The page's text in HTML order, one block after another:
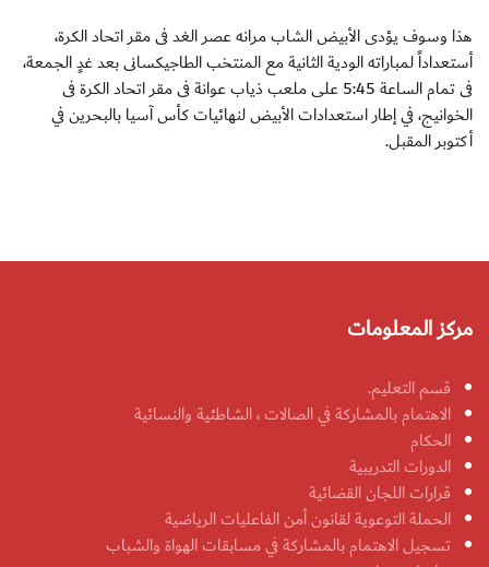
هذا وسوف يؤدى الأبيض الشاب مرانه عصر الغد فى مقر اتحاد الكرة،
أستعداداً لمباراته الودية الثانية مع المنتخب الطاجيكسانى بعد غدٍ الجمعة،
فى تمام الساعة 5:45 على ملعب ذياب عوانة فى مقر اتحاد الكرة فى
الخوانيج، في إطار استعدادات الأبيض لنهائيات كأس آسيا بالبحرين في
أكتوبر المقبل.
مركز المعلومات
قسم التعليم.
الاهتمام بالمشاركة في الصالات ، الشاطئية والنسائية
الحكام
الدورات التدريبية
قرارات اللجان القضائية
الحملة التوعوية لقانون أمن الفاعليات الرياضية
تسجيل الاهتمام بالمشاركة في مسابقات الهواة والشباب